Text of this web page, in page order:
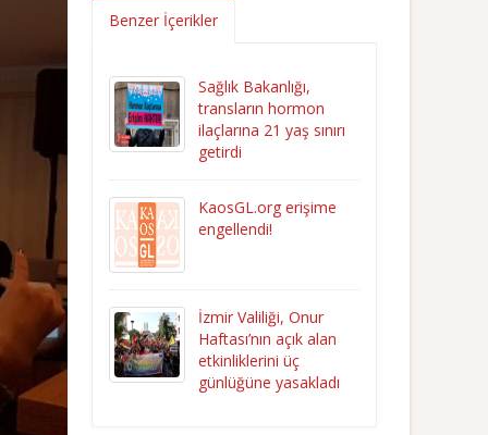
Benzer İçerikler
Sağlık Bakanlığı,
transların hormon
ilaçlarına 21 yaş sınırı
getirdi
KaosGL.org erişime
engellendi!
İzmir Valiliği, Onur
Haftası’nın açık alan
etkinliklerini üç
günlüğüne yasakladı